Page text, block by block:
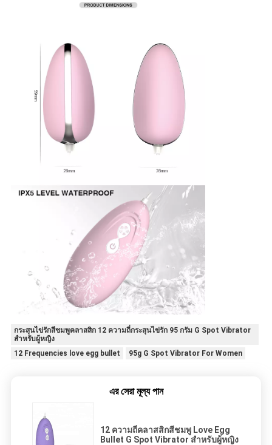
กระสุนไข่รักสีชมพูคลาสสิก 12 ความถี่กระสุนไข่รัก 95 กรัม G Spot Vibrator
สำหรับผู้หญิง
12 Frequencies love egg bullet
95g G Spot Vibrator For Women
এর সেরা মূল্য পান
12 ความถี่คลาสสิกสีชมพู Love Egg
Bullet G Spot Vibrator สำหรับผู้หญิง